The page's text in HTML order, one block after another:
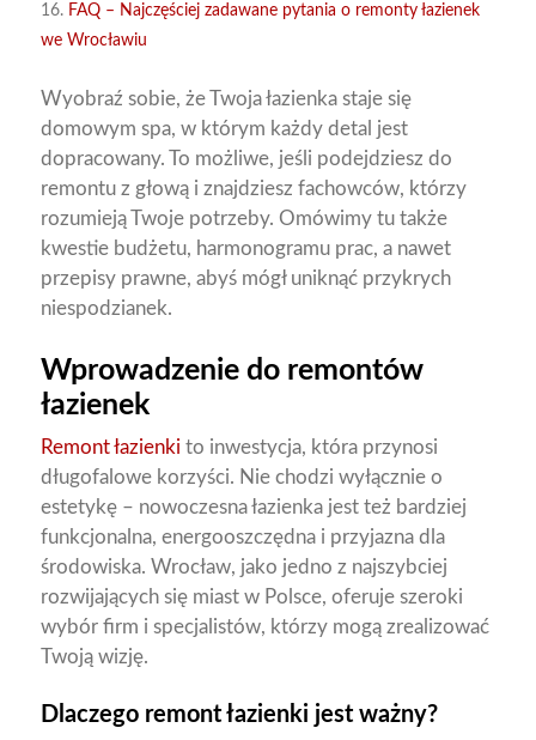
16. FAQ – Najczęściej zadawane pytania o remonty łazienek
we Wrocławiu
Wyobraź sobie, że Twoja łazienka staje się
domowym spa, w którym każdy detal jest
dopracowany. To możliwe, jeśli podejdziesz do
remontu z głową i znajdziesz fachowców, którzy
rozumieją Twoje potrzeby. Omówimy tu także
kwestie budżetu, harmonogramu prac, a nawet
przepisy prawne, abyś mógł uniknąć przykrych
niespodzianek.
Wprowadzenie do remontów
łazienek
Remont łazienki to inwestycja, która przynosi
długofalowe korzyści. Nie chodzi wyłącznie o
estetykę – nowoczesna łazienka jest też bardziej
funkcjonalna, energooszczędna i przyjazna dla
środowiska. Wrocław, jako jedno z najszybciej
rozwijających się miast w Polsce, oferuje szeroki
wybór firm i specjalistów, którzy mogą zrealizować
Twoją wizję.
Dlaczego remont łazienki jest ważny?